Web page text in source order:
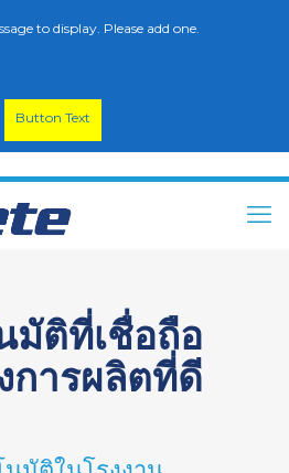
มัติที่เชื่อถือ
การผลิตที่ดี
to display. Please add one.
Button Text